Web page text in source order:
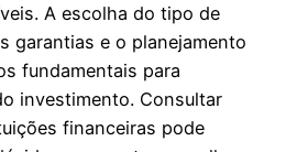
A escolha do tipo de
garantias e o planejamento
fundamentais para
investimento. Consultar
financeiras pode